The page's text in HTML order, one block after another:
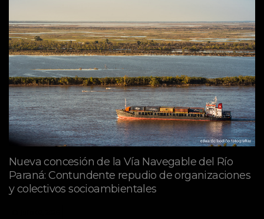
Nueva concesión de la Vía Navegable del Río
Paraná: Contundente repudio de organizaciones
y colectivos socioambientales